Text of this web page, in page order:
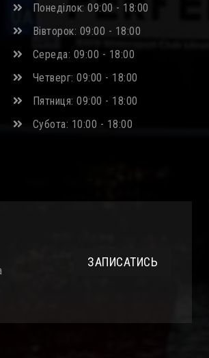
Понеділок: 09:00 - 18:00
Вівторок: 09:00 - 18:00
Середа: 09:00 - 18:00
Четверг: 09:00 - 18:00
Пятниця: 09:00 - 18:00
Субота: 10:00 - 18:00
ЗАПИСАТИСЬ